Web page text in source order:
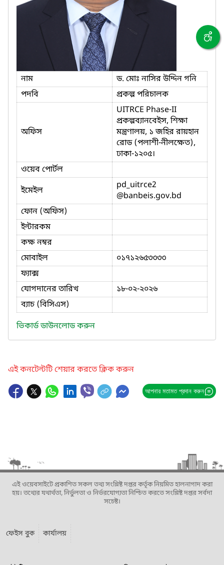
নাম
ড. মোঃ নাসির উদ্দিন গনি
পদবি
প্রকল্প পরিচালক
অফিস
UITRCE Phase-II
প্রকল্পব্যানবেইস, শিক্ষা
মন্ত্রণালয়, ১ জহির রায়হান
রোড (পলাশী-নীলক্ষেত),
ঢাকা-১২০৫।
ওয়েব পোর্টল
ইমেইল
pd_uitrce2
@banbeis.gov.bd
ফোন (অফিস)
ইন্টারকম
কক্ষ নম্বর
মোবাইল
০১৭১২৬৫৩৩৩৩
ফ্যাক্স
যোগদানের তারিখ
১৮-০২-২০২৬
ব্যাচ (বিসিএস)
ভিকার্ড ডাউনলোড করুন
এই কনটেন্টটি শেয়ার করতে ক্লিক করুন
আপনার মতামত প্রদান করুন
এই ওয়েবসাইটে প্রকাশিত সকল তথ্য সংশ্লিষ্ট দপ্তর কর্তৃক নিয়মিত হালনাগাদ করা
হয়। তথ্যের যথার্থতা, নির্ভুলতা ও নির্ভরযোগ্যতা নিশ্চিত করতে সংশ্লিষ্ট দপ্তর সর্বদা
সচেষ্ট।
ফেইস বুক কার্যালয়